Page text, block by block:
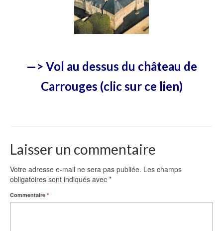
—> Vol au dessus du château de
Carrouges (clic sur ce lien)
Laisser un commentaire
Votre adresse e-mail ne sera pas publiée. Les champs
obligatoires sont indiqués avec *
Commentaire *